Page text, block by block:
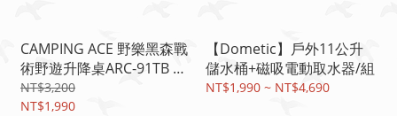
CAMPING ACE 野樂黑森戰
術野遊升降桌ARC-91TB 露
營桌【大特價】
NT$3,200
NT$1,990
【Dometic】戶外11公升
儲水桶+磁吸電動取水器/組
NT$1,990 ~ NT$4,690